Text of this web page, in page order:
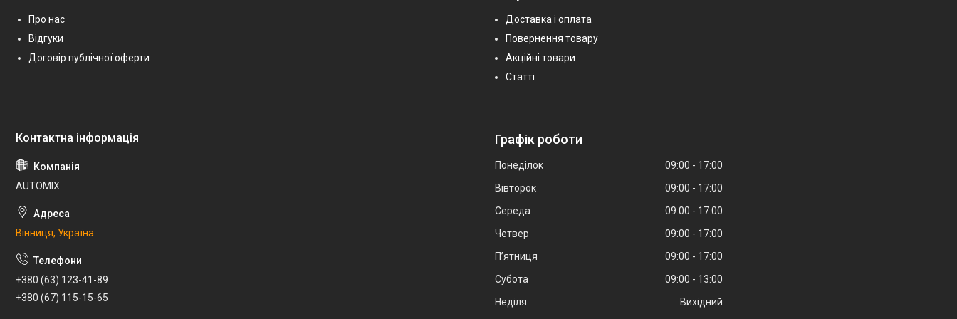
Про нас
Відгуки
Договір публічної оферти
Доставка і оплата
Повернення товару
Акційні товари
Статті
AUTOMIX
Вінниця, Україна
+380 (63) 123-41-89
+380 (67) 115-15-65
Графік роботи
Понеділок 09:00
17:00
Вівторок
09:00
17:00
Середа
09:00
17:00
Четвер
09:00
17:00
Пʼятниця
09:00
17:00
Субота
09:00
13:00
Неділя
Вихідний